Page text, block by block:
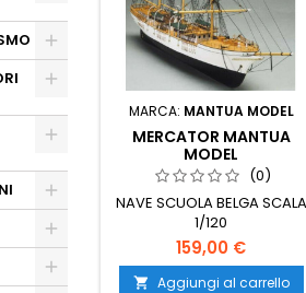
MARCA: MANTUA MODEL
MERCATOR MANTUA
MODEL
(0)
NAVE SCUOLA BELGA SCALA
1/120
159,00 €
 Aggiungi al carrello